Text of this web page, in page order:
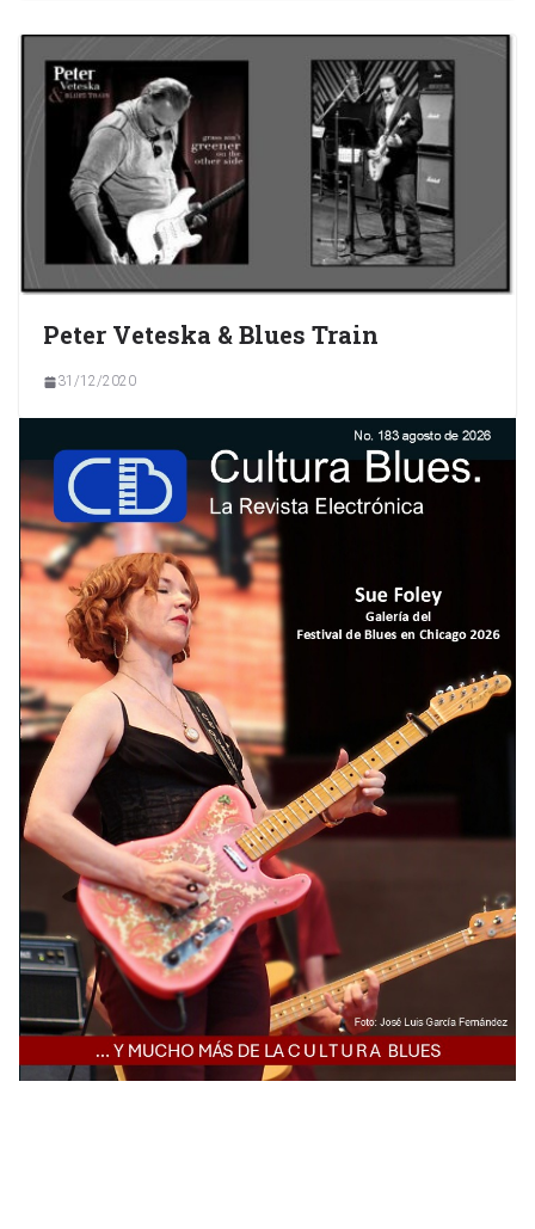
Peter Veteska & Blues Train
31/12/2020